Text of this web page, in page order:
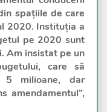
spațiile de care
2020. Instituția a
pe 2020 sunt
Am insistat pe un
care să
5 milioane, dar
amendamentul”,